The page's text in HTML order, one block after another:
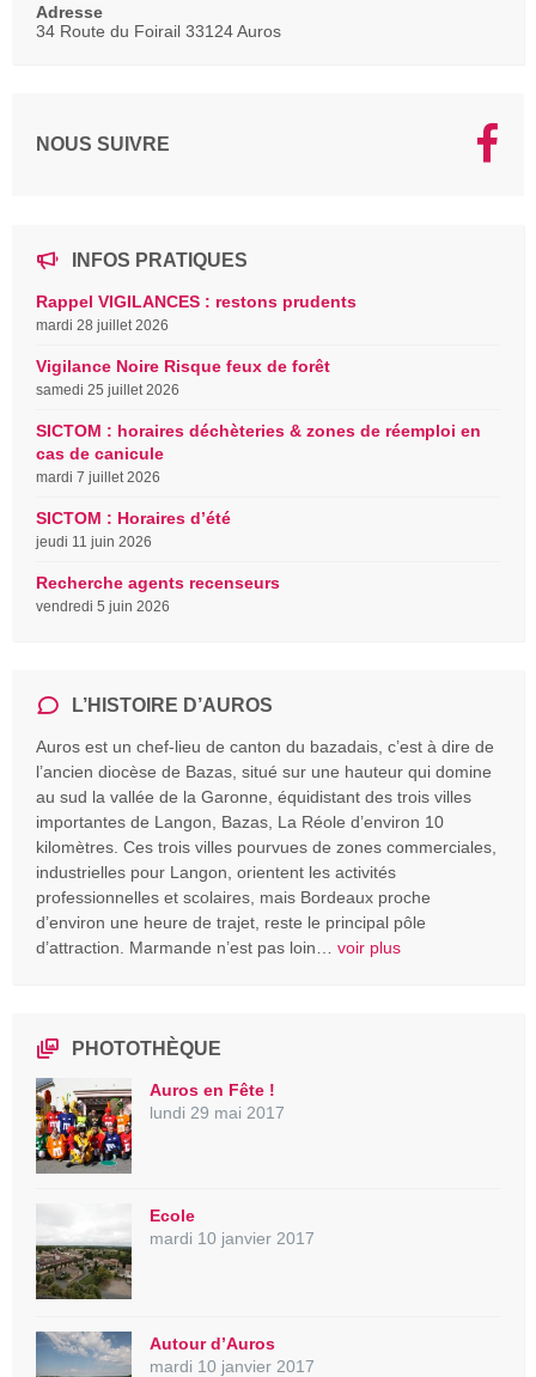
Adresse
34 Route du Foirail 33124 Auros
NOUS SUIVRE
INFOS PRATIQUES
Rappel VIGILANCES : restons prudents
mardi 28 juillet 2026
Vigilance Noire Risque feux de forêt
samedi 25 juillet 2026
SICTOM : horaires déchèteries & zones de réemploi en
cas de canicule
mardi 7 juillet 2026
SICTOM : Horaires d’été
jeudi 11 juin 2026
Recherche agents recenseurs
vendredi 5 juin 2026
L’HISTOIRE D’AUROS
Auros est un chef-lieu de canton du bazadais, c’est à dire de
l’ancien diocèse de Bazas, situé sur une hauteur qui domine
au sud la vallée de la Garonne, équidistant des trois villes
importantes de Langon, Bazas, La Réole d’environ 10
kilomètres. Ces trois villes pourvues de zones commerciales,
industrielles pour Langon, orientent les activités
professionnelles et scolaires, mais Bordeaux proche
d’environ une heure de trajet, reste le principal pôle
d’attraction. Marmande n’est pas loin… voir plus
PHOTOTHÈQUE
Auros en Fête !
lundi 29 mai 2017
Ecole
mardi 10 janvier 2017
Autour d’Auros
mardi 10 janvier 2017